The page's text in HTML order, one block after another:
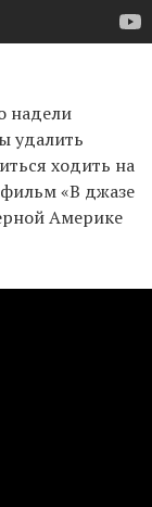
надели
удалить
ходить на
фильм «В джазе
Америке